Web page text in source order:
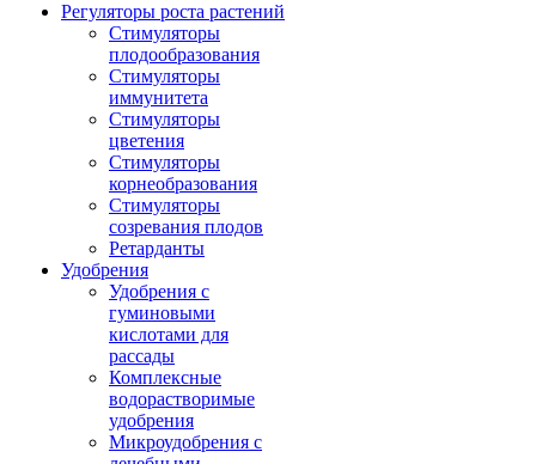
Регуляторы роста растений
Стимуляторы
плодообразования
Стимуляторы
иммунитета
Стимуляторы
цветения
Стимуляторы
корнеобразования
Стимуляторы
созревания плодов
Ретарданты
Удобрения
Удобрения с
гуминовыми
кислотами для
рассады
Комплексные
водорастворимые
удобрения
Микроудобрения с